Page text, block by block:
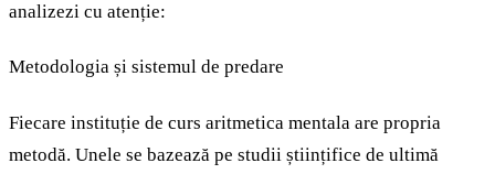
analizezi cu atenție:
Metodologia și sistemul de predare
Fiecare instituție de curs aritmetica mentala are propria
metodă. Unele se bazează pe studii științifice de ultimă